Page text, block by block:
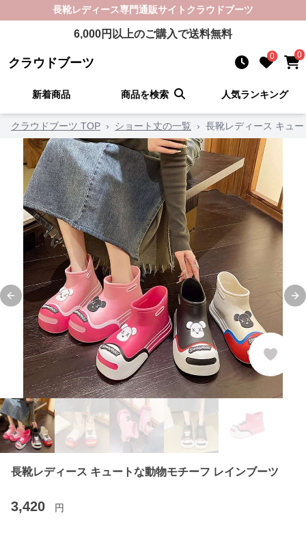
長靴レディース専門通販サイト クラウドブーツ
6,000円以上のご購入で送料無料
クラウドブーツ 0 0
新着商品 商品を検索 人気ランキング
クラウドブーツ TOP › ショート丈の一覧 › 長靴レディース キュ
Previous slide
長靴レディース キュートな動物モチーフ レインブーツ
3,420 円